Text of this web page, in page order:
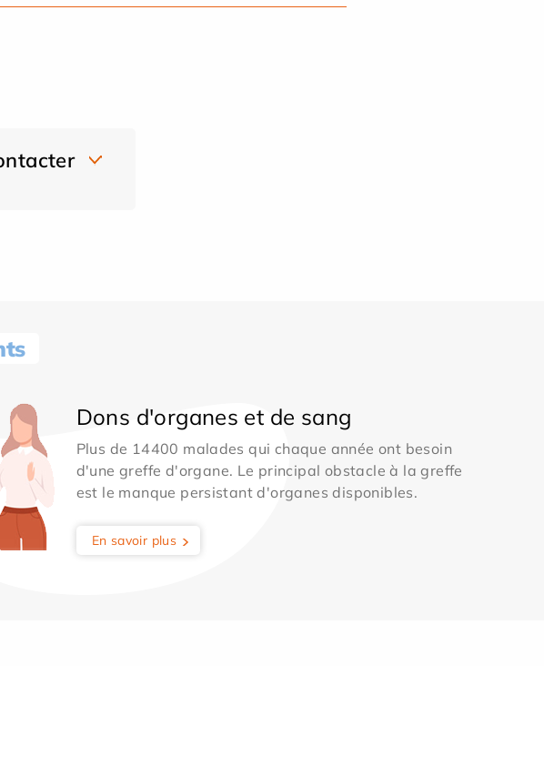
Dons d'organes et de sang
Plus de 14400 malades qui chaque année ont besoin
d'une greffe d'organe. Le principal obstacle à la greffe
est le manque persistant d'organes disponibles.
En savoir plus